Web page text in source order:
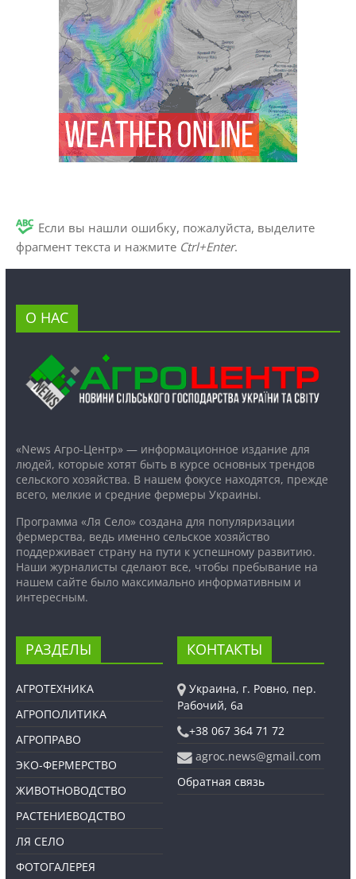
Если вы нашли ошибку, пожалуйста, выделите
фрагмент текста и нажмите Ctrl+Enter.
О НАС
«News Агро-Центр» — информационное издание для
людей, которые хотят быть в курсе основных трендов
сельского хозяйства. В нашем фокусе находятся, прежде
всего, мелкие и средние фермеры Украины.
Программа «Ля Село» создана для популяризации
фермерства, ведь именно сельское хозяйство
поддерживает страну на пути к успешному развитию.
Наши журналисты сделают все, чтобы пребывание на
нашем сайте было максимально информативным и
интересным.
РАЗДЕЛЫ
АГРОТЕХНИКА
АГРОПОЛИТИКА
АГРОПРАВО
ЭКО-ФЕРМЕРСТВО
ЖИВОТНОВОДСТВО
РАСТЕНИЕВОДСТВО
ЛЯ СЕЛО
ФОТОГАЛЕРЕЯ
КОНТАКТЫ
Украина, г. Ровно, пер.
Рабочий, 6а
+38 067 364 71 72
agroc.news@gmail.com
Обратная связь